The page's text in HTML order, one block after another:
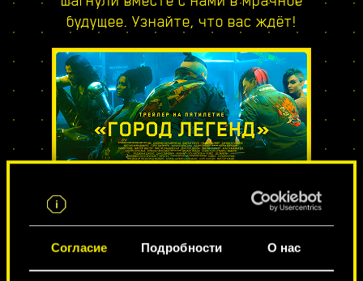
Согласие Подробности О нас
будущее. Узнайте, что вас ждёт!